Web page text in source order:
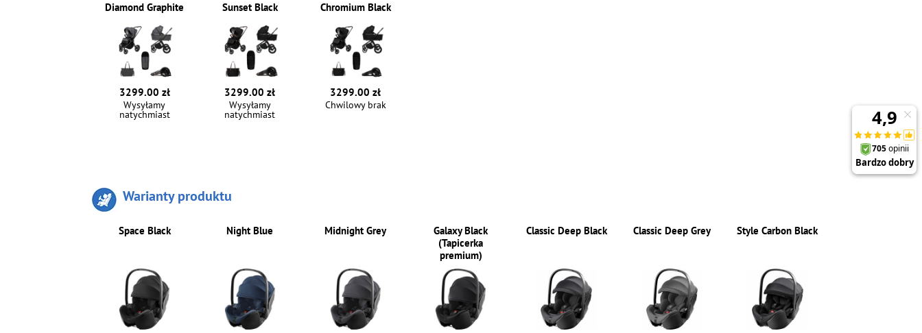
Diamond Graphite
3299.00 zł
Wysyłamy
natychmiast
Sunset Black
3299.00 zł
Wysyłamy
natychmiast
Chromium Black
3299.00 zł
Chwilowy brak
Warianty produktu
Space Black Night Blue Midnight Grey
Galaxy Black
(Tapicerka
premium)
Classic Deep Black Classic Deep Grey Style Carbon Black